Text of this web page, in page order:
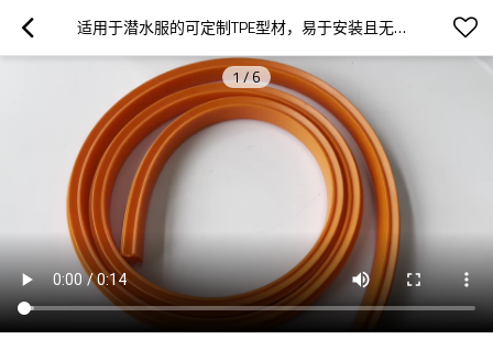
适用于潜水服的可定制TPE型材，易于安装且无毒，提供安全环保的密封解决方案
1/6